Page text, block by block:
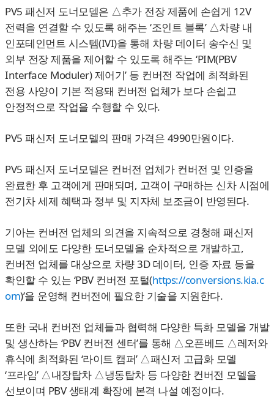
PV5 패신저 도너모델은 △추가 전장 제품에 손쉽게 12V
전력을 연결할 수 있도록 해주는 ‘조인트 블록’ △차량 내
인포테인먼트 시스템(IVI)을 통해 차량 데이터 송수신 및
외부 전장 제품을 제어할 수 있도록 해주는 ‘PIM(PBV
Interface Moduler) 제어기’ 등 컨버전 작업에 최적화된
전용 사양이 기본 적용돼 컨버전 업체가 보다 손쉽고
안정적으로 작업을 수행할 수 있다.
PV5 패신저 도너모델의 판매 가격은 4990만원이다.
PV5 패신저 도너모델은 컨버전 업체가 컨버전 및 인증을
완료한 후 고객에게 판매되며, 고객이 구매하는 신차 시점에
전기차 세제 혜택과 정부 및 지자체 보조금이 반영된다.
기아는 컨버전 업체의 의견을 지속적으로 경청해 패신저
모델 외에도 다양한 도너모델을 순차적으로 개발하고,
컨버전 업체를 대상으로 차량 3D 데이터, 인증 자료 등을
확인할 수 있는 ‘PBV 컨버전 포털(https://conversions.kia.c
om)’을 운영해 컨버전에 필요한 기술을 지원한다.
또한 국내 컨버전 업체들과 협력해 다양한 특화 모델을 개발
및 생산하는 ‘PBV 컨버전 센터’를 통해 △오픈베드 △레저와
휴식에 최적화된 ‘라이트 캠퍼’ △패신저 고급화 모델
‘프라임’ △내장탑차 △냉동탑차 등 다양한 컨버전 모델을
선보이며 PBV 생태계 확장에 본격 나설 예정이다.